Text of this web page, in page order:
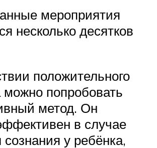
мероприятия
несколько десятков
положительного
можно попробовать
метод. Он
в случае
сознания у ребёнка,